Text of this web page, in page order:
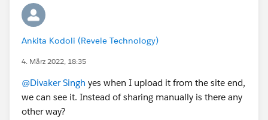
Thanks!
Ankita Kodoli (Revele Technology)
4. März 2022, 18:35
@Divaker Singh yes when I upload it from the site end,
we can see it. Instead of sharing manually is there any
other way?